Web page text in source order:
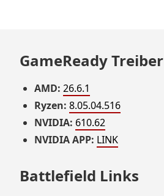
GameReady Treiber
AMD: 26.6.1
Ryzen: 8.05.04.516
NVIDIA: 610.62
NVIDIA APP: LINK
Battlefield Links